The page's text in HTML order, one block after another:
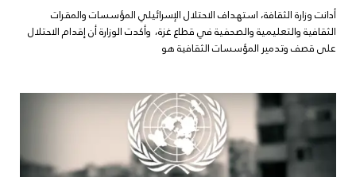
أدانت وزارة الثقافة، استهداف الاحتلال الإسرائيلي المؤسسات والمقرات
الثقافية والتعليمية والصحفية في قطاع غزة، وأكدت الوزارة أن إقدام الاحتلال
على قصف وتدمير المؤسسات الثقافية هو